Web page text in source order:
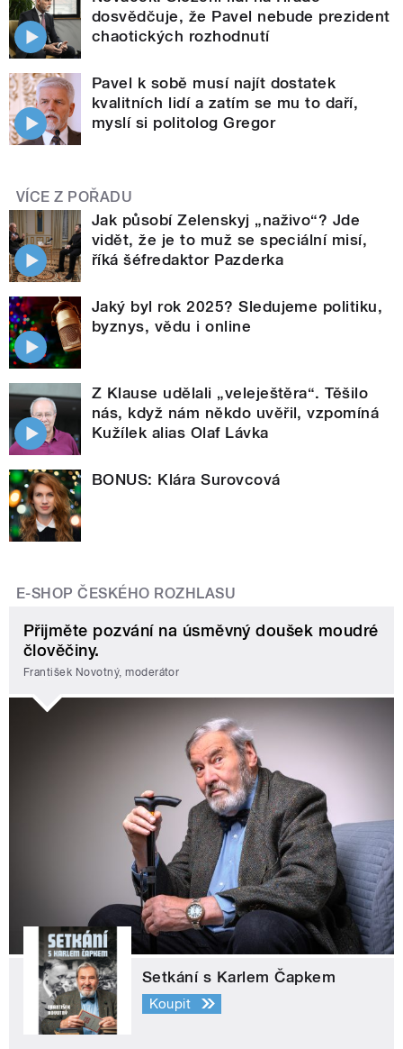
dosvědčuje, že Pavel nebude prezident
chaotických rozhodnutí
Pavel k sobě musí najít dostatek
kvalitních lidí a zatím se mu to daří,
myslí si politolog Gregor
VÍCE Z POŘADU
Jak působí Zelenskyj „naživo“? Jde
vidět, že je to muž se speciální misí,
říká šéfredaktor Pazderka
Jaký byl rok 2025? Sledujeme politiku,
byznys, vědu i online
Z Klause udělali „veleještěra“. Těšilo
nás, když nám někdo uvěřil, vzpomíná
Kužílek alias Olaf Lávka
BONUS: Klára Surovcová
E-SHOP ČESKÉHO ROZHLASU
Přijměte pozvání na úsměvný doušek moudré
člověčiny.
František Novotný, moderátor
Setkání s Karlem Čapkem
Koupit